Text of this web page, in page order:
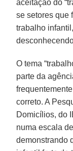
aceitação do
se setores que
trabalho
O tema
parte da
correto. A
Domicílios, do
numa escala
demonstrando